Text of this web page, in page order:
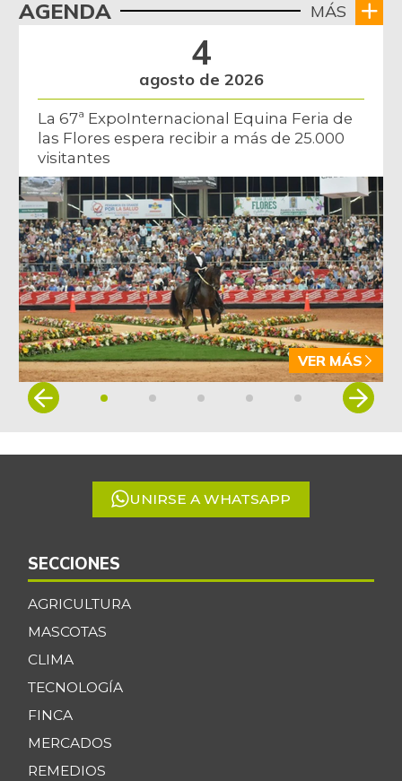
AGENDA MÁS
4
agosto de 2026
La 67ª ExpoInternacional Equina Feria de
las Flores espera recibir a más de 25.000
visitantes
VER MÁS
Item
5
UNIRSE A WHATSAPP
SECCIONES
AGRICULTURA
MASCOTAS
CLIMA
TECNOLOGÍA
FINCA
MERCADOS
REMEDIOS